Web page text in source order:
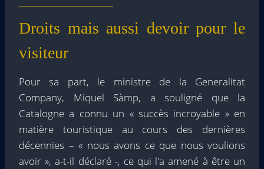
Droits mais aussi devoir pour le
visiteur
Pour sa part, le ministre de la Generalitat
Company, Miquel Sàmp, a souligné que la
Catalogne a connu un « succès incroyable » en
matière touristique au cours des dernières
décennies – « nous avons ce que nous voulions
avoir », a-t-il déclaré -, ce qui l'a amené à être un